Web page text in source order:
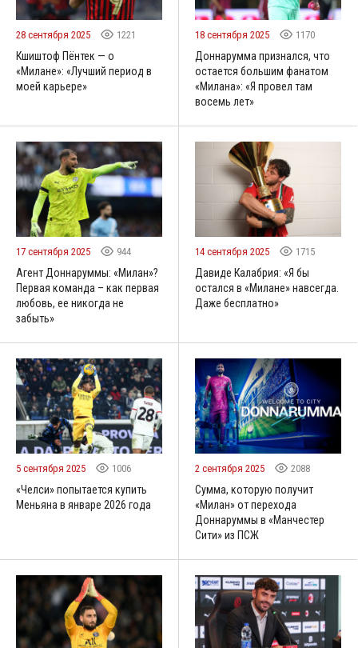
28 сентября 2025 1221
Кшиштоф Пёнтек — о
«Милане»: «Лучший период в
моей карьере»
18 сентября 2025 1170
Доннарумма признался, что
остается большим фанатом
«Милана»: «Я провел там
восемь лет»
17 сентября 2025 944
Агент Доннаруммы: «Милан»?
Первая команда – как первая
любовь, ее никогда не
забыть»
14 сентября 2025 1715
Давиде Калабрия: «Я бы
остался в «Милане» навсегда.
Даже бесплатно»
5 сентября 2025 1006
«Челси» попытается купить
Меньяна в январе 2026 года
2 сентября 2025 2088
Сумма, которую получит
«Милан» от перехода
Доннаруммы в «Манчестер
Сити» из ПСЖ